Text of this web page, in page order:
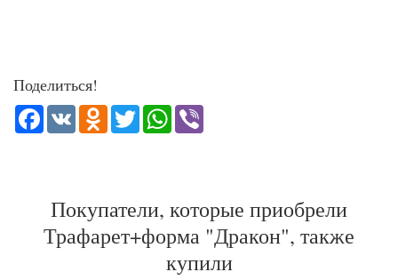
Поделиться!
Facebook
VK Odnoklassniki
TwitterWhatsApp
Покупатели, которые приобрели
Трафарет+форма "Дракон", также
купили